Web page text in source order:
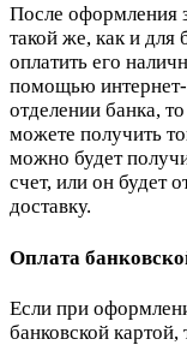
После оформления
такой же, как и для
оплатить его
помощью интернет-
отделении банка,
можете получить
можно будет
счет, или он будет
доставку.
Оплата
Если при
банковской